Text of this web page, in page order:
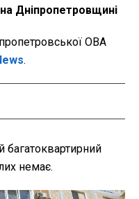
Дніпропетровщині
ОВА
.
багатоквартирний
немає.